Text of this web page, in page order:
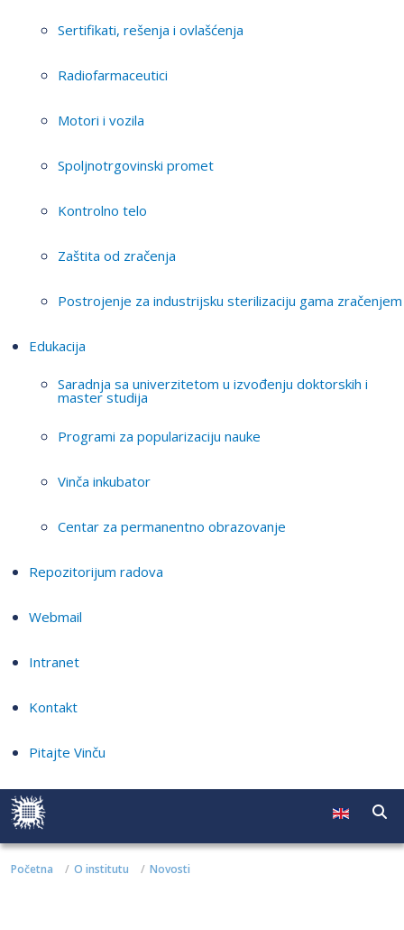
Sertifikati, rešenja i ovlašćenja
Radiofarmaceutici
Motori i vozila
Spoljnotrgovinski promet
Kontrolno telo
Zaštita od zračenja
Postrojenje za industrijsku sterilizaciju gama zračenjem
Edukacija
Saradnja sa univerzitetom u izvođenju doktorskih i
master studija
Programi za popularizaciju nauke
Vinča inkubator
Centar za permanentno obrazovanje
Repozitorijum radova
Webmail
Intranet
Kontakt
Pitajte Vinču
Početna O institutu Novosti